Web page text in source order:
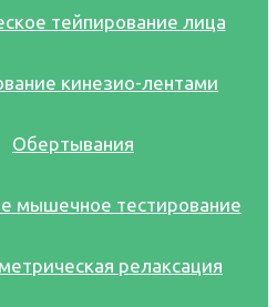
тейпирование лица
кинезио-лентами
Обертывания
мышечное тестирование
релаксация